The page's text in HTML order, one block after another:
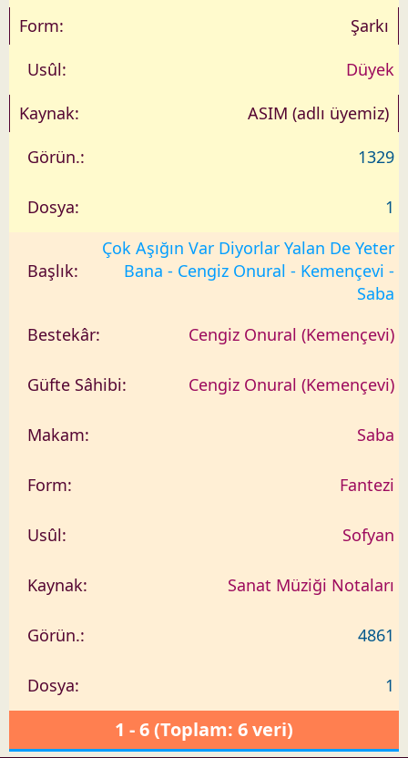
Şarkı
Düyek
ASIM (adlı üyemiz)
1329
1
Çok Aşığın Var Diyorlar Yalan De Yeter
Bana - Cengiz Onural - Kemençevi -
Saba
Cengiz Onural (Kemençevi)
Cengiz Onural (Kemençevi)
Saba
Fantezi
Sofyan
Sanat Müziği Notaları
4861
1
1 - 6 (Toplam: 6 veri)